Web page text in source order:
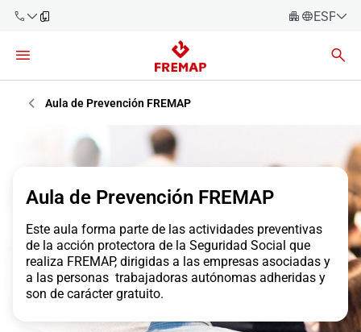
900 61 00
61
900 61 00
61
Español
Valencià
English
Empresas
Asesorías
Trabajadores
Autónomos
Proveedores
Aula de Prevención FREMAP
Aula de Prevención FREMAP
Este aula forma parte de las actividades preventivas
de la acción protectora de la Seguridad Social que
realiza FREMAP, dirigidas a las empresas asociadas y
a las personas trabajadoras autónomas adheridas y
son de carácter gratuito.